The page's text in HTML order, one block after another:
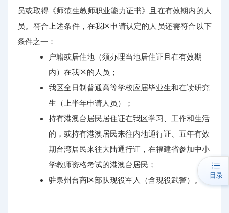
员或取得《师范生教师职业能力证书》且在有效期内的人
员。符合上述条件，在我区申请认定的人员还需符合以下
条件之一：
户籍或居住地（须办理当地居住证且在有效期
内）在我区的人员；
我区全日制普通高等学校应届毕业生和在读研究
生（上半年申请人员）；
持有港澳台居民居住证在我区学习、工作和生活
的，或持有港澳居民来往内地通行证、五年有效
期台湾居民来往大陆通行证，在福建省参加中小
学教师资格考试的港澳台居民；
驻泉州台商区部队现役军人（含现役武警）。
目录